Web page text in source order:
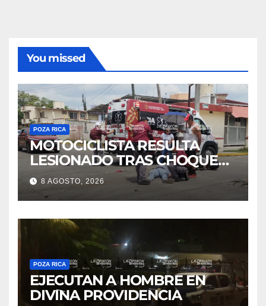
MOTOCICLISTA RESULTA
LESIONADO TRAS CHOQUE
EN LA 27 DE SEPTIEMBRE
8 AGOSTO, 2026
EJECUTAN A HOMBRE EN
DIVINA PROVIDENCIA
8 AGOSTO, 2026